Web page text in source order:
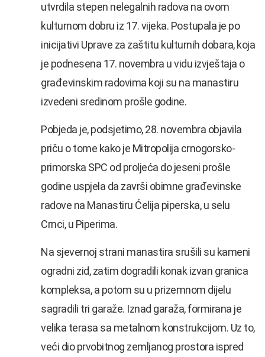
utvrdila stepen nelegalnih radova na ovom
kulturnom dobru iz 17. vijeka. Postupala je po
inicijativi Uprave za zaštitu kulturnih dobara, koja
je podnesena 17. novembra u vidu izvještaja o
građevinskim radovima koji su na manastiru
izvedeni sredinom prošle godine.
Pobjeda je, podsjetimo, 28. novembra objavila
priču o tome kako je Mitropolija crnogorsko-
primorska SPC od proljeća do jeseni prošle
godine uspjela da završi obimne građevinske
radove na Manastiru Ćelija piperska, u selu
Crnci, u Piperima.
Na sjevernoj strani manastira srušili su kameni
ogradni zid, zatim dogradili konak izvan granica
kompleksa, a potom su u prizemnom dijelu
sagradili tri garaže. Iznad garaža, formirana je
velika terasa sa metalnom konstrukcijom. Uz to,
veći dio prvobitnog zemljanog prostora ispred